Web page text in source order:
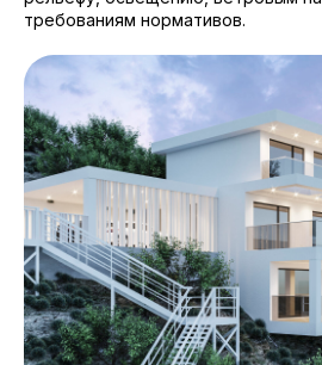
требованиям нормативов.